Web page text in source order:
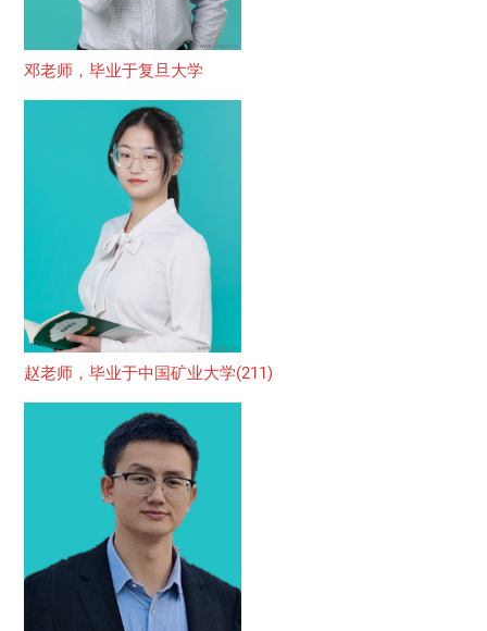
邓老师，毕业于复旦大学
赵老师，毕业于中国矿业大学(211)